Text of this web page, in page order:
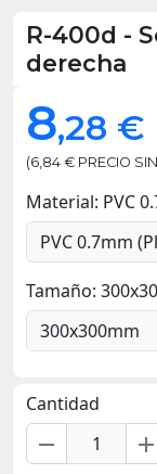
R-400d -
derecha
8,28 €
(6,84 € PRECIO
Material: PVC
Tamaño:
Cantidad
remove add